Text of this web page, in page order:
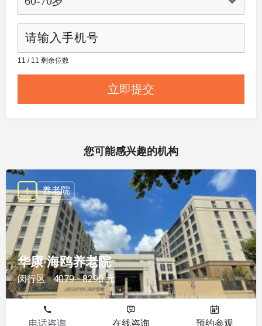
11 / 11 剩余位数
您可能感兴趣的机构
华康·海鸥养老院
闵行区 4079 - 8290 元
养老院
电话咨询 在线咨询 预约参观